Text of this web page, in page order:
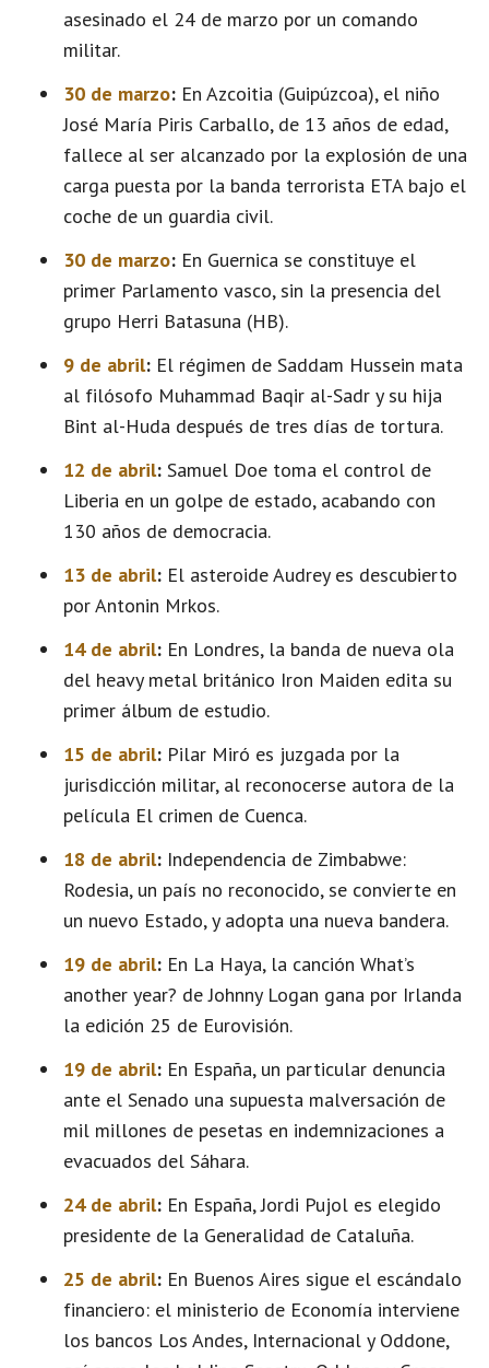
asesinado el 24 de marzo por un comando
militar.
30 de marzo: En Azcoitia (Guipúzcoa), el niño
José María Piris Carballo, de 13 años de edad,
fallece al ser alcanzado por la explosión de una
carga puesta por la banda terrorista ETA bajo el
coche de un guardia civil.
30 de marzo: En Guernica se constituye el
primer Parlamento vasco, sin la presencia del
grupo Herri Batasuna (HB).
9 de abril: El régimen de Saddam Hussein mata
al filósofo Muhammad Baqir al-Sadr y su hija
Bint al-Huda después de tres días de tortura.
12 de abril: Samuel Doe toma el control de
Liberia en un golpe de estado, acabando con
130 años de democracia.
13 de abril: El asteroide Audrey es descubierto
por Antonin Mrkos.
14 de abril: En Londres, la banda de nueva ola
del heavy metal británico Iron Maiden edita su
primer álbum de estudio.
15 de abril: Pilar Miró es juzgada por la
jurisdicción militar, al reconocerse autora de la
película El crimen de Cuenca.
18 de abril: Independencia de Zimbabwe:
Rodesia, un país no reconocido, se convierte en
un nuevo Estado, y adopta una nueva bandera.
19 de abril: En La Haya, la canción What’s
another year? de Johnny Logan gana por Irlanda
la edición 25 de Eurovisión.
19 de abril: En España, un particular denuncia
ante el Senado una supuesta malversación de
mil millones de pesetas en indemnizaciones a
evacuados del Sáhara.
24 de abril: En España, Jordi Pujol es elegido
presidente de la Generalidad de Cataluña.
25 de abril: En Buenos Aires sigue el escándalo
financiero: el ministerio de Economía interviene
los bancos Los Andes, Internacional y Oddone,